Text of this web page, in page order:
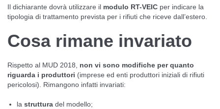
Il dichiarante dovrà utilizzare il modulo RT-VEIC per indicare la
tipologia di trattamento prevista per i rifiuti che riceve dall’estero.
Cosa rimane invariato
Rispetto al MUD 2018, non vi sono modifiche per quanto
riguarda i produttori (imprese ed enti produttori iniziali di rifiuti
pericolosi). Rimangono infatti invariati:
la strutturadel modello;